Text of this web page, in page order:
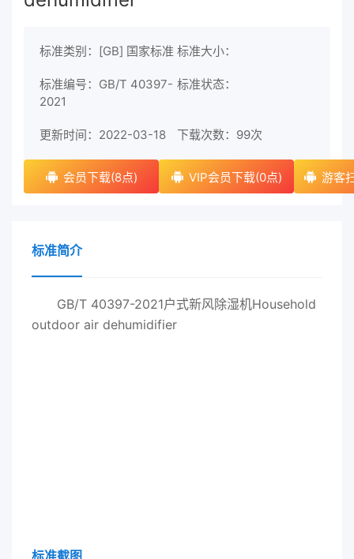
标准类别：[GB] 国家标准 标准大小：
标准编号：GB/T 40397-
2021
标准状态：
更新时间：2022-03-18 下载次数： 99次
会员下载(8点) VIP会员下载(0点) 游客
标准简介
GB/T 40397-2021户式新风除湿机Household
outdoor air dehumidifier
标准截图